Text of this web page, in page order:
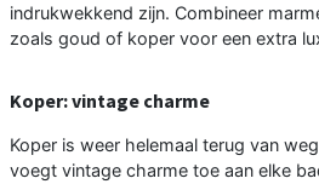
indrukwekkend zijn. Combineer
zoals goud of koper voor een extra
Koper: vintage charme
Koper is weer helemaal terug van
voegt vintage charme toe aan elke